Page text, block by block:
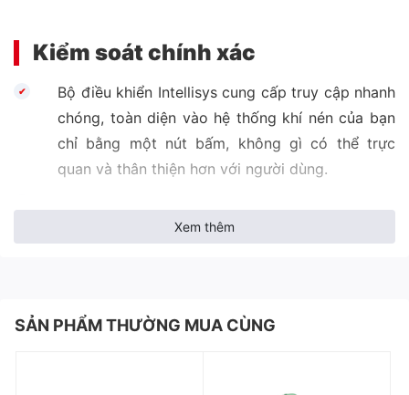
Kiểm soát chính xác
Bộ điều khiển Intellisys cung cấp truy cập nhanh
chóng, toàn diện vào hệ thống khí nén của bạn
chỉ bằng một nút bấm, không gì có thể trực
quan và thân thiện hơn với người dùng.
được điều chỉnh nhanh chóng và dễ dàng đáp
Intellisys cung cấp chẩn đoán nhanh về nhu cầu
Xem thêm
SẢN PHẨM THƯỜNG MUA CÙNG